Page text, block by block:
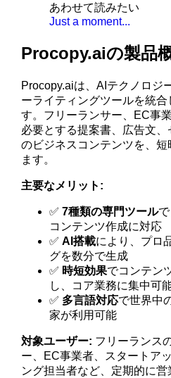
あわせて読みたい
Just a moment...
Procopy.aiの製品
Procopy.aiは、AIテクノロジ
ーライティングツールを統
す。フリーランサー、EC事
必要とする提案書、広告文
のビジネスコンテンツを、
ます。
主要なメリット:
✅7種類の専門ツール
コンテンツ作成に対応
✅AI搭載により、プロ
グを数分で生成
✅ 時短効果でコンテン
し、コア業務に集中可
✅ 多言語対応で世界中
家が利用可能
対象ユーザー: フリーランス
ー、EC事業者、スタートア
ング担当者など、定期的に